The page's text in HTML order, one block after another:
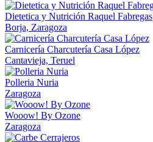
Dietetica y Nutrición Raquel Fabregas
Borja, Zaragoza
Carnicería Charcutería Casa López
Cantavieja, Teruel
Polleria Nuria
Zaragoza
Wooow! By Ozone
Zaragoza